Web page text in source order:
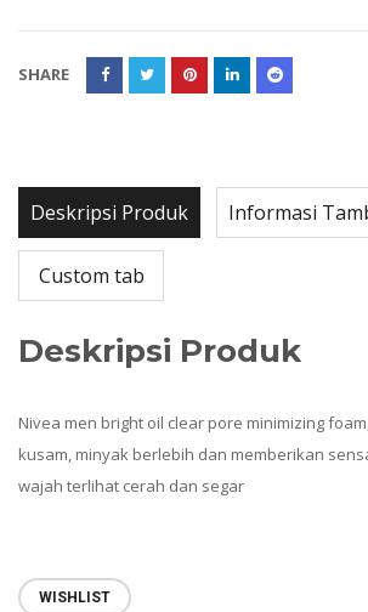
SHARE
Deskripsi Produk Informasi
Custom tab
Deskripsi Produk
Nivea men bright oil clear pore minimizing
kusam, minyak berlebih dan memberikan
wajah terlihat cerah dan segar
WISHLIST